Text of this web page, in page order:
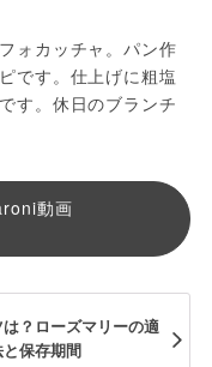
ォカッチャ。パン作
です。仕上げに粗塩
す。休日のブランチ
動画
？ローズマリーの適
保存期間